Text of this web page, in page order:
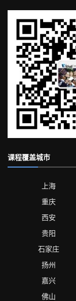
课程覆盖城市
上海
重庆
西安
贵阳
石家庄
扬州
嘉兴
佛山